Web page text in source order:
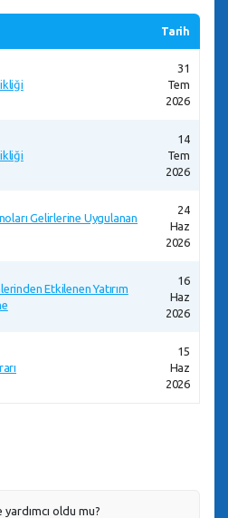
Tarih
31
Tem
2026
14
Tem
2026
Gelirlerine Uygulanan
24
Haz
2026
Etkilenen Yatırım
16
Haz
2026
15
Haz
2026
oldu mu?